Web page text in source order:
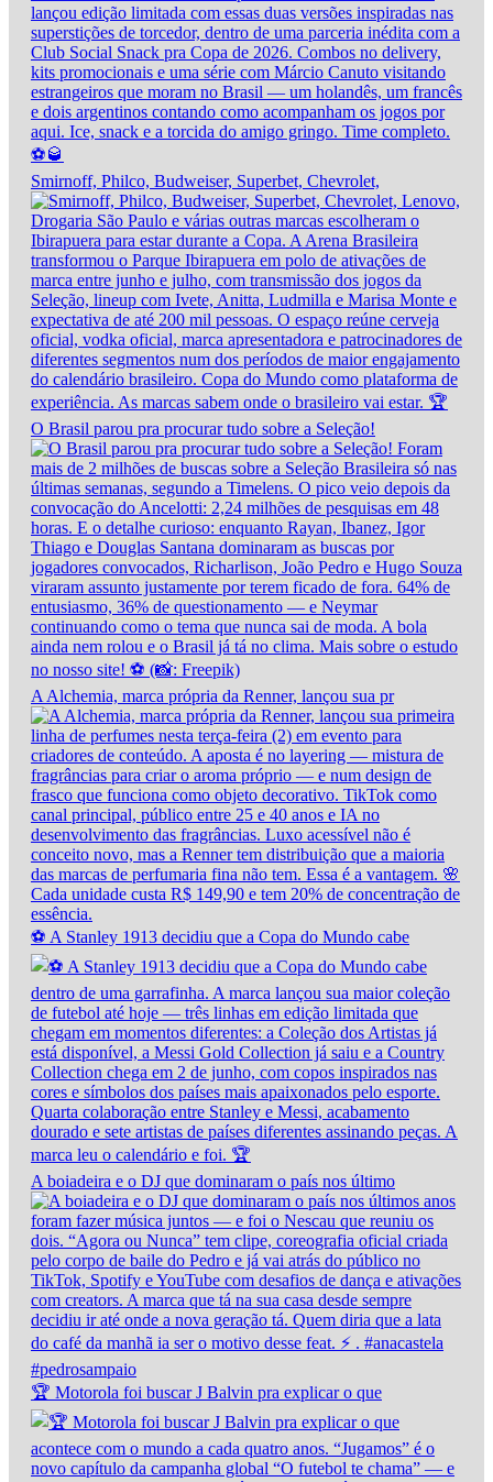
Smirnoff, Philco, Budweiser, Superbet, Chevrolet,
O Brasil parou pra procurar tudo sobre a Seleção!
A Alchemia, marca própria da Renner, lançou sua pr
⚽ A Stanley 1913 decidiu que a Copa do Mundo cabe
A boiadeira e o DJ que dominaram o país nos último
🏆 Motorola foi buscar J Balvin pra explicar o que